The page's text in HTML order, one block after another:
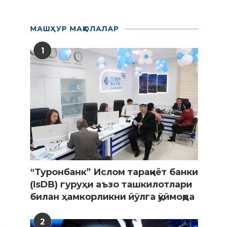
МАШҲУР МАҚОЛАЛАР
1
“Туронбанк” Ислом тараққиёт банки
(IsDB) гуруҳи аъзо ташкилотлари
билан ҳамкорликни йўлга қўймоқда
2